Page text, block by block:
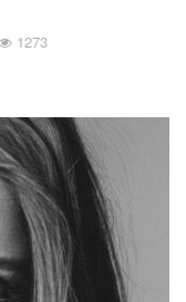
1273